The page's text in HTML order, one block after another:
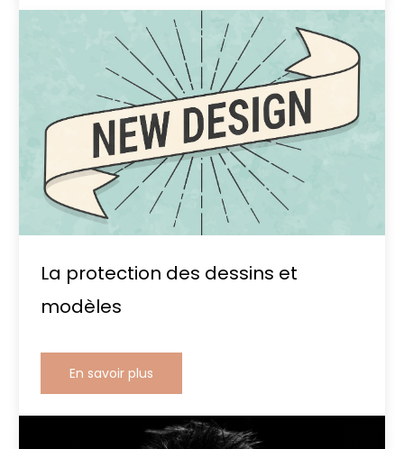
La protection des dessins et
modèles
En savoir plus